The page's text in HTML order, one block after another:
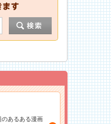
のあるある漫画